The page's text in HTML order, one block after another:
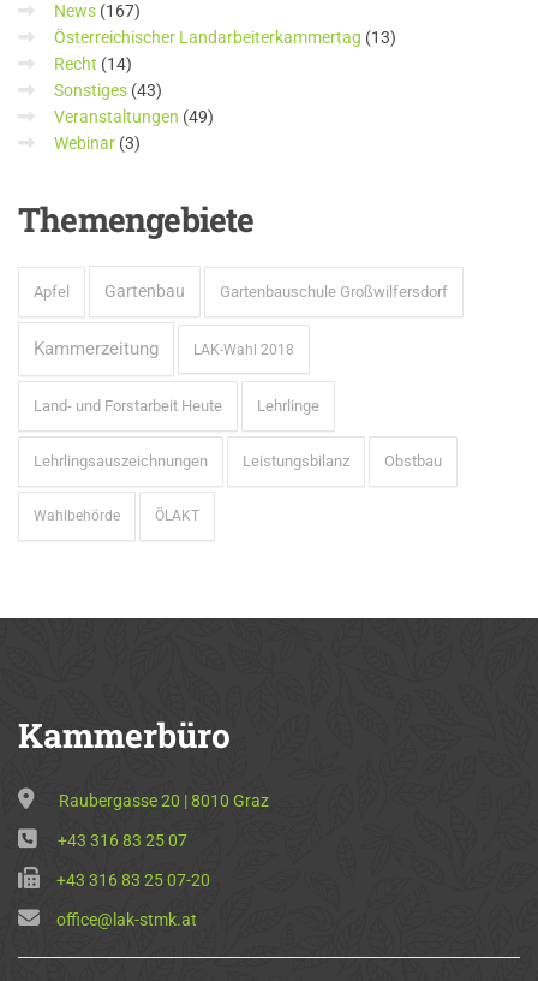
News (167)
Österreichischer Landarbeiterkammertag (13)
Recht (14)
Sonstiges (43)
Veranstaltungen (49)
Webinar (3)
Themengebiete
Apfel Gartenbau Gartenbauschule Großwilfersdorf
Kammerzeitung LAK-Wahl 2018
Land- und Forstarbeit Heute Lehrlinge
Lehrlingsauszeichnungen Leistungsbilanz Obstbau
Wahlbehörde ÖLAKT
Kammerbüro
Raubergasse 20 | 8010 Graz
+43 316 83 25 07
+43 316 83 25 07-20
office@lak-stmk.at